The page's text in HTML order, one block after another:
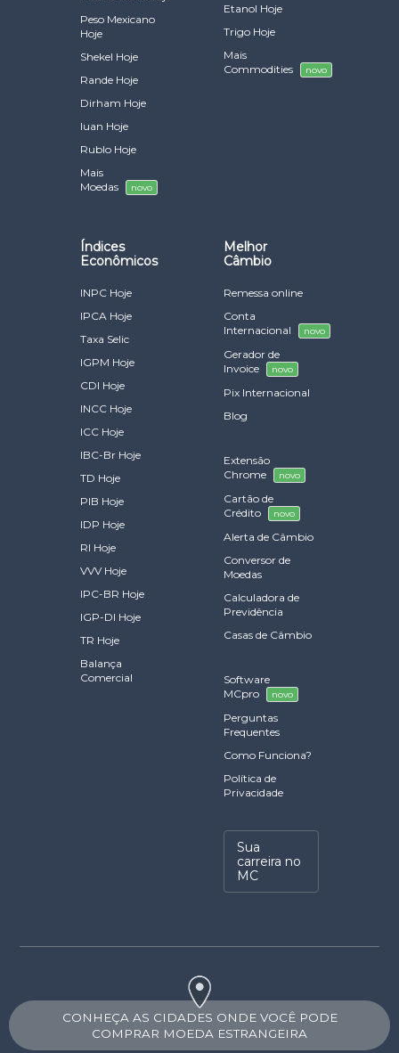
Peso Mexicano
Hoje
Shekel Hoje
Rande Hoje
Dirham Hoje
Iuan Hoje
Rublo Hoje
Mais
Moedas
novo
Etanol Hoje
Trigo Hoje
Mais
Commodities
novo
Índices
Econômicos
INPC Hoje
IPCA Hoje
Taxa Selic
IGPM Hoje
CDI Hoje
INCC Hoje
ICC Hoje
IBC-Br Hoje
TD Hoje
PIB Hoje
IDP Hoje
RI Hoje
VVV Hoje
IPC-BR Hoje
IGP-DI Hoje
TR Hoje
Balança
Comercial
Melhor
Câmbio
Remessa online
Conta
Internacional
novo
Gerador de
Invoice
novo
Pix Internacional
Blog
Extensão
Chrome
novo
Cartão de
Crédito
novo
Alerta de Câmbio
Conversor de
Moedas
Calculadora de
Previdência
Casas de Câmbio
Software
MCpro
novo
Perguntas
Frequentes
Como Funciona?
Política de
Privacidade
Sua
carreira no
MC
CONHEÇA AS CIDADES ONDE VOCÊ PODE
COMPRAR MOEDA ESTRANGEIRA